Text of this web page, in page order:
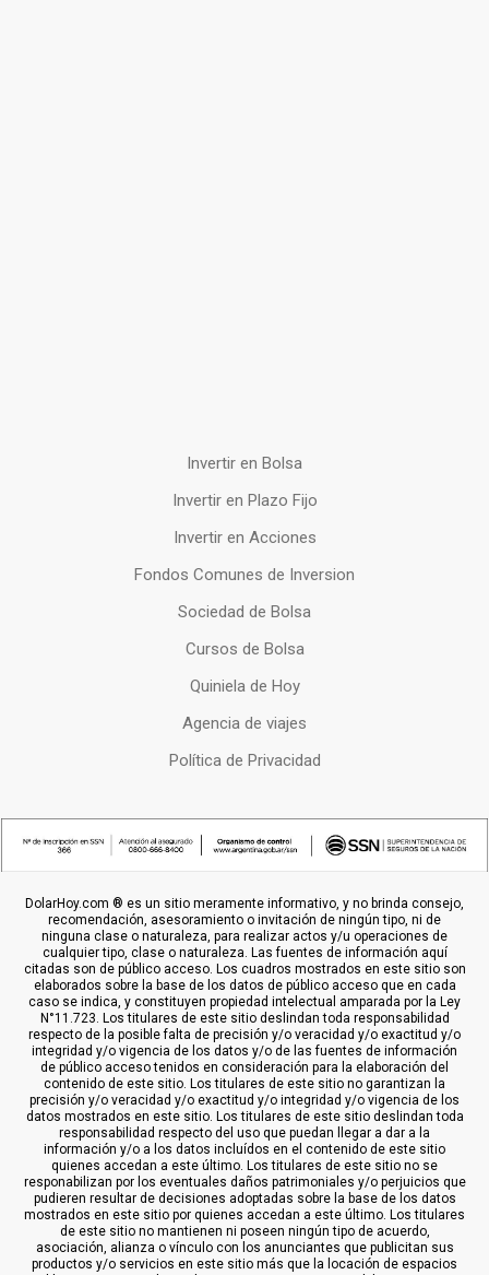
Invertir en Bolsa
Invertir en Plazo Fijo
Invertir en Acciones
Fondos Comunes de Inversion
Sociedad de Bolsa
Cursos de Bolsa
Quiniela de Hoy
Agencia de viajes
Política de Privacidad
DolarHoy.com ® es un sitio meramente informativo, y no brinda consejo,
recomendación, asesoramiento o invitación de ningún tipo, ni de
ninguna clase o naturaleza, para realizar actos y/u operaciones de
cualquier tipo, clase o naturaleza. Las fuentes de información aquí
citadas son de público acceso. Los cuadros mostrados en este sitio son
elaborados sobre la base de los datos de público acceso que en cada
caso se indica, y constituyen propiedad intelectual amparada por la Ley
N°11.723. Los titulares de este sitio deslindan toda responsabilidad
respecto de la posible falta de precisión y/o veracidad y/o exactitud y/o
integridad y/o vigencia de los datos y/o de las fuentes de información
de público acceso tenidos en consideración para la elaboración del
contenido de este sitio. Los titulares de este sitio no garantizan la
precisión y/o veracidad y/o exactitud y/o integridad y/o vigencia de los
datos mostrados en este sitio. Los titulares de este sitio deslindan toda
responsabilidad respecto del uso que puedan llegar a dar a la
información y/o a los datos incluídos en el contenido de este sitio
quienes accedan a este último. Los titulares de este sitio no se
responabilizan por los eventuales daños patrimoniales y/o perjuicios que
pudieren resultar de decisiones adoptadas sobre la base de los datos
mostrados en este sitio por quienes accedan a este último. Los titulares
de este sitio no mantienen ni poseen ningún tipo de acuerdo,
asociación, alianza o vínculo con los anunciantes que publicitan sus
productos y/o servicios en este sitio más que la locación de espacios